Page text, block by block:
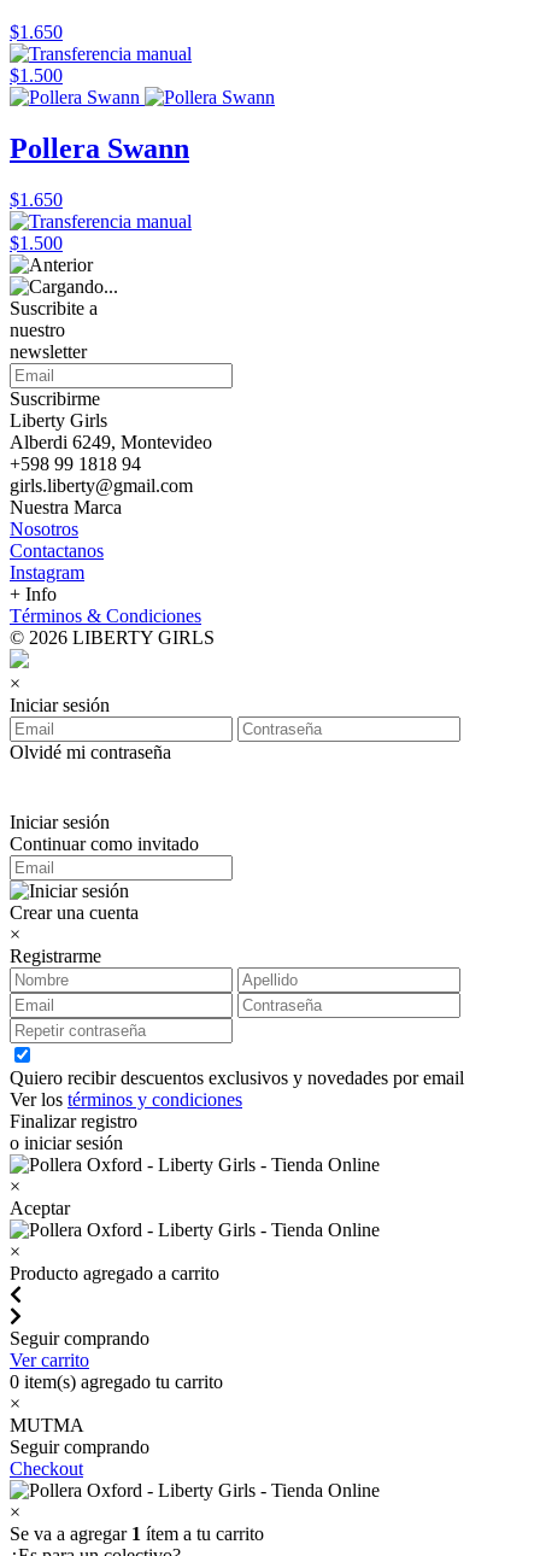
$1.650
$1.500
Pollera Swann
$1.650
$1.500
Suscribite a
nuestro
newsletter
Suscribirme
Liberty Girls
Alberdi 6249, Montevideo
+598 99 1818 94
girls.liberty@gmail.com
Nuestra Marca
Nosotros
Contactanos
Instagram
+ Info
Términos & Condiciones
© 2026 LIBERTY GIRLS
×
Iniciar sesión
Olvidé mi contraseña
Iniciar sesión
Continuar como invitado
Crear una cuenta
×
Registrarme
Quiero recibir descuentos exclusivos y novedades por email
Ver los términos y condiciones
Finalizar registro
o iniciar sesión
×
Aceptar
×
Producto agregado a carrito
Seguir comprando
Ver carrito
0 item(s) agregado tu carrito
×
MUTMA
Seguir comprando
Checkout
×
Se va a agregar 1 ítem a tu carrito